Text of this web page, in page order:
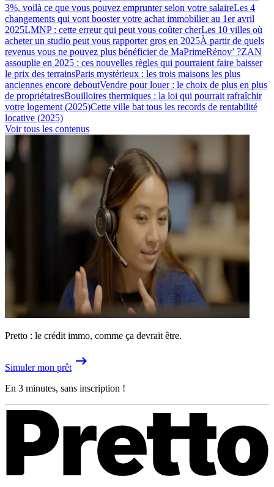
3%, voilà ce que vous pouvez emprunter selon votre salaireLes 4
changements qui vont booster votre achat immobilier au 1er avril
2025LMNP : cette erreur qui peut vous coûter cherLes 10 villes où
acheter un studio peut vous rapporter gros en 2025À partir de quels
revenus vous ne pouvez plus bénéficier de MaPrimeRénov’ ?ZAN
assouplie en 2025 : ces nouvelles règles qui pourraient faire baisser
le prix des terrainsParis mystérieux : les trois maisons les plus
anciennes encore deboutVendre pour louer : le choix de plus en plus
de propriétairesBouilloires thermiques : la loi qui pourrait rafraîchir
votre logement (2025)Cette ville bat tous les records de rentabilité
locative (2025)
Voir tous les contenus
Pretto : le crédit immo, comme ça devrait être.
Simuler mon prêt
En 3 minutes, sans inscription !